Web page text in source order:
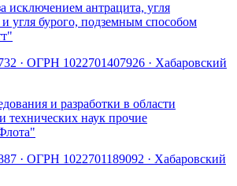
исключением антрацита, угля
угля бурого, подземным способом
· ОГРН 1022701407926 · Хабаровский
и разработки в области
технических наук прочие
· ОГРН 1022701189092 · Хабаровский